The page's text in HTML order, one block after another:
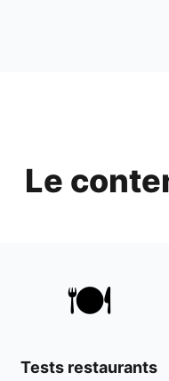
Le
🍽️
Tests restaurants